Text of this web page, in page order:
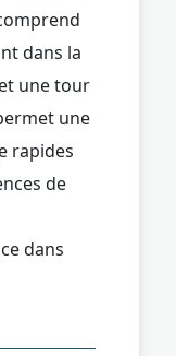
dans la
une tour
une
rapides
de
dans